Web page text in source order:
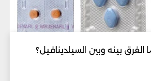
الفرق بينه وبين السيلدينافيل؟